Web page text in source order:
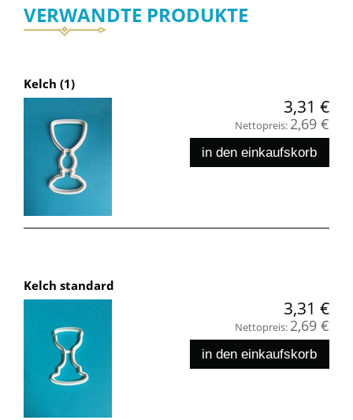
VERWANDTE PRODUKTE
Kelch (1)
3,31 €
Nettopreis: 2,69 €
in den einkaufskorb
Kelch standard
3,31 €
Nettopreis: 2,69 €
in den einkaufskorb